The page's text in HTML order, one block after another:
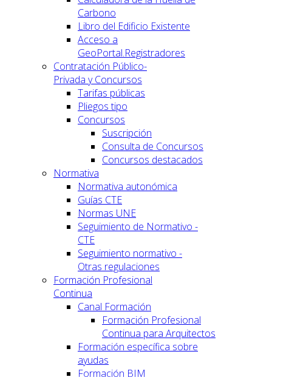
Carbono
Libro del Edificio Existente
Acceso a
GeoPortal.Registradores
Contratación Público-
Privada y Concursos
Tarifas públicas
Pliegos tipo
Concursos
Suscripción
Consulta de Concursos
Concursos destacados
Normativa
Normativa autonómica
Guías CTE
Normas UNE
Seguimiento de Normativo -
CTE
Seguimiento normativo -
Otras regulaciones
Formación Profesional
Continua
Canal Formación
Formación Profesional
Continua para Arquitectos
Formación específica sobre
ayudas
Formación BIM